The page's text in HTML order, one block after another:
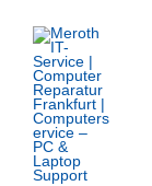
Inhalt
springen